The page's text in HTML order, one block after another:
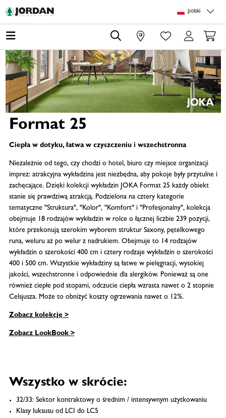
polski
0
Format 25
Ciepła w dotyku, łatwa w czyszczeniu i wszechstronna
Niezależnie od tego, czy chodzi o hotel, biuro czy miejsce organizacji
imprez: atrakcyjna wykładzina jest niezbędna, aby pokoje były przytulne i
zachęcające. Dzięki kolekcji wykładzin JOKA Format 25 każdy obiekt
stanie się prawdziwą atrakcją. Podzielona na cztery kategorie
tematyczne "Struktura", "Kolor", "Komfort" i "Profesjonalny", kolekcja
obejmuje 18 rodzajów wykładzin w rolce o łącznej liczbie 239 pozycji,
które przekonują szerokim wyborem struktur Saxony, pętelkowego
runa, weluru aż po welur z nadrukiem. Obejmuje to 14 rodzajów
wykładzin o szerokości 400 cm i cztery rodzaje wykładzin o szerokości
400 i 500 cm. Wszystkie wykładziny są łatwe w pielęgnacji, wysokiej
jakości, wszechstronne i odpowiednie dla alergików. Ponieważ są one
również ciepłe pod stopami, odczucie ciepła wzrasta nawet o 2 stopnie
Celsjusza. Może to obniżyć koszty ogrzewania nawet o 12%.
Zobacz kolekcję >
Zobacz LookBook >
Wszystko w skrócie:
32/33: Sektor kontraktowy o średnim / intensywnym użytkowaniu
Klasy luksusu od LCI do LC5